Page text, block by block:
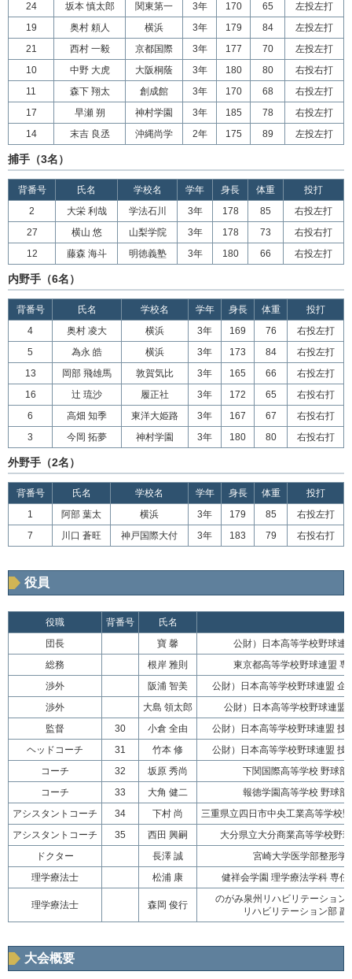
24
坂本 慎太郎 関東第一 3年 170 65
左投左打
19
奥村 頼人 横浜 3年 179 84
左投左打
21
西村 一毅 京都国際 3年 177 70
左投左打
10
中野 大虎 大阪桐蔭 3年 180 80
右投右打
11
森下 翔太 創成館 3年 170 68
右投左打
17
早瀬 朔 神村学園 3年 185 78
右投左打
14
末吉 良丞 沖縄尚学 2年 175 89 左投左打
捕手（3名）
背番号 氏名 学校名 学年 身長 体重
投打
2
大栄 利哉 学法石川 3年 178 85
右投左打
27
横山 悠 山梨学院 3年 178 73
右投右打
12
藤森 海斗 明徳義塾 3年 180 66 右投左打
内野手（6名）
背番号 氏名 学校名 学年 身長 体重
投打
4
奥村 凌大 横浜 3年 169 76
右投左打
5
為永 皓 横浜 3年 173 84
右投左打
13
岡部 飛雄馬 敦賀気比 3年 165 66
右投左打
16
辻 琉沙 履正社 3年 172 65
右投右打
6
高畑 知季 東洋大姫路 3年 167 67
右投右打
3
今岡 拓夢 神村学園 3年 180 80 右投右打
外野手（2名）
背番号 氏名 学校名 学年 身長 体重
投打
1
阿部 葉太 横浜 3年 179 85
右投左打
7
川口 蒼旺 神戸国際大付 3年 183 79 右投右打
役員
役職 背番号
氏名
団長
寶 馨
公財）日本高等学校野球連
総務
根岸 雅則
東京都高等学校野球連盟 専
渉外
阪浦 智美
公財）日本高等学校野球連盟 企
渉外
大島 領太郎
公財）日本高等学校野球連盟
監督
30 小倉 全由
公財）日本高等学校野球連盟 技
ヘッドコーチ
31 竹本 修
公財）日本高等学校野球連盟 技
コーチ
32 坂原 秀尚
下関国際高等学校 野球部
コーチ
33 大角 健二
報徳学園高等学校 野球部
アシスタントコーチ
34 下村 尚
三重県立四日市中央工業高等学校
アシスタントコーチ
35 西田 興嗣
大分県立大分商業高等学校野
ドクター
長澤 誠
宮崎大学医学部整形学
理学療法士
松浦 康 健祥会学園 理学療法学科 専任
理学療法士 森岡 俊行
のがみ泉州リハビリテーション
リハビリテーション部 副
大会概要